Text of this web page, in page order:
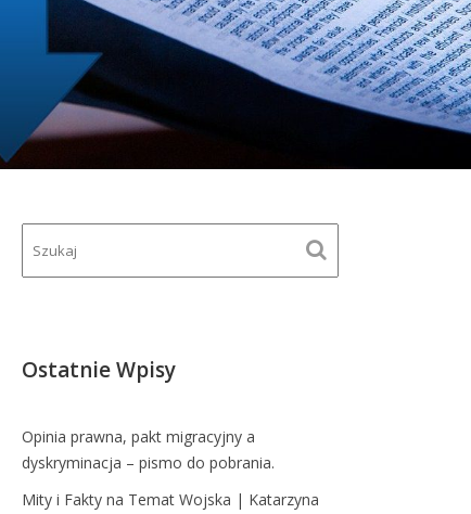
Ostatnie Wpisy
Opinia prawna, pakt migracyjny a
dyskryminacja – pismo do pobrania.
Mity i Fakty na Temat Wojska | Katarzyna